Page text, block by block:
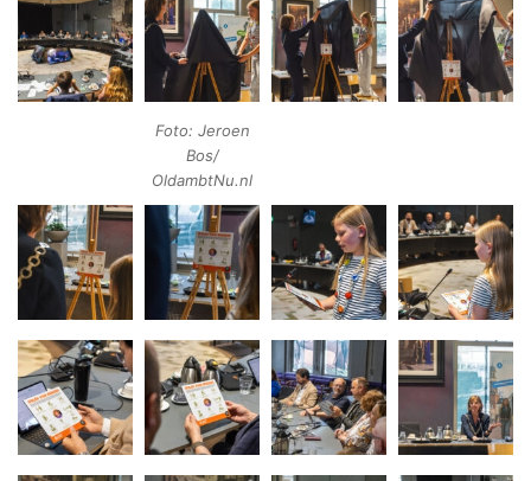
Foto: Jeroen
Bos/
OldambtNu.nl